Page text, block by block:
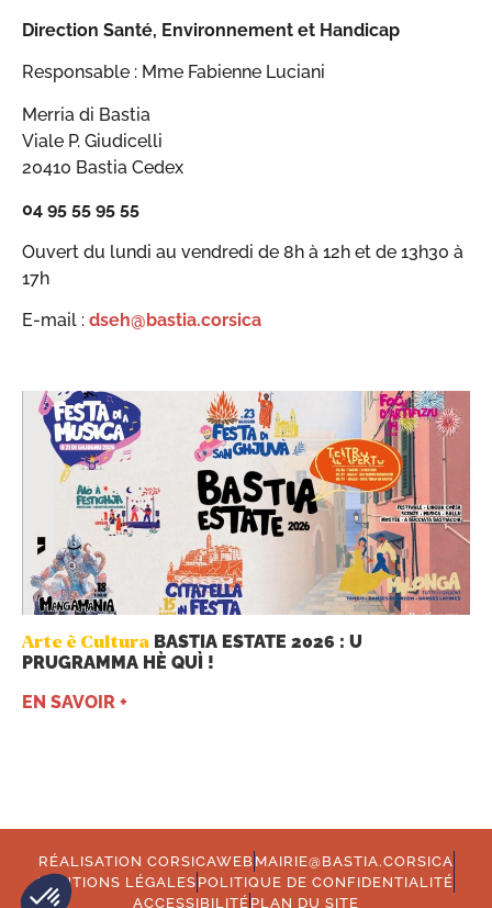
Direction Santé, Environnement et Handicap
Responsable : Mme Fabienne Luciani
Merria di Bastia
Viale P. Giudicelli
20410 Bastia Cedex
04 95 55 95 55
Ouvert du lundi au vendredi de 8h à 12h et de 13h30 à
17h
E-mail : dseh@bastia.corsica
Arte è Cultura BASTIA ESTATE 2026 : U
PRUGRAMMA HÈ QUÌ !
EN SAVOIR +
RÉALISATION CORSICAWEB MAIRIE@BASTIA.CORSICA
MENTIONS LÉGALES POLITIQUE DE CONFIDENTIALITÉ
ACCESSIBILITÉ PLAN DU SITE